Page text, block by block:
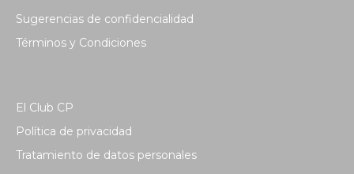
Sugerencias de confidencialidad
Términos y Condiciones
El Club CP
Política de privacidad
Tratamiento de datos personales